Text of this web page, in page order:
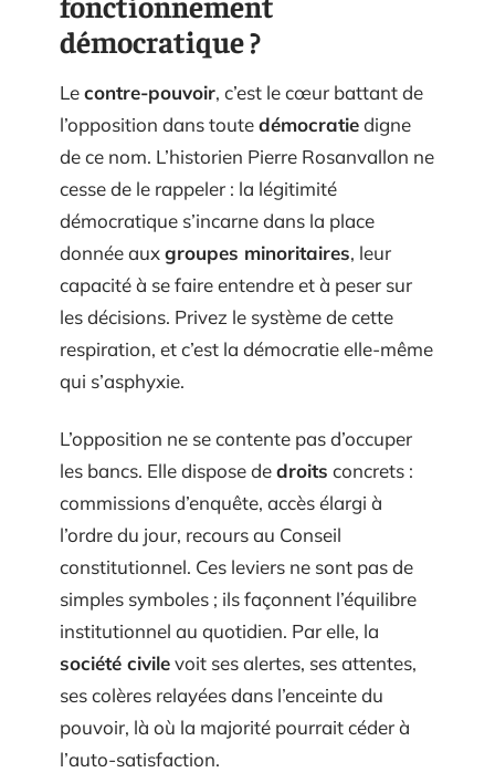
démocratique ?
Lecontre-pouvoir, c’est le cœur battant de
l’opposition dans toutedémocratiedigne
de ce nom. L’historien Pierre Rosanvallon ne
cesse de le rappeler : la légitimité
démocratique s’incarne dans la place
donnée auxgroupes minoritaires, leur
capacité à se faire entendre et à peser sur
les décisions. Privez le système de cette
respiration, et c’est la démocratie elle-même
qui s’asphyxie.
L’opposition ne se contente pas d’occuper
les bancs. Elle dispose dedroits concrets :
commissions d’enquête, accès élargi à
l’ordre du jour, recours au Conseil
constitutionnel. Ces leviers ne sont pas de
simples symboles ; ils façonnent l’équilibre
institutionnel au quotidien. Par elle, la
société civilevoit ses alertes, ses attentes,
ses colères relayées dans l’enceinte du
pouvoir, là où la majorité pourrait céder à
l’auto-satisfaction.